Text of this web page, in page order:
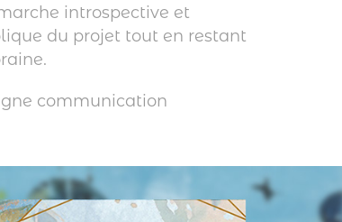
introspective et
du projet tout en restant
communication